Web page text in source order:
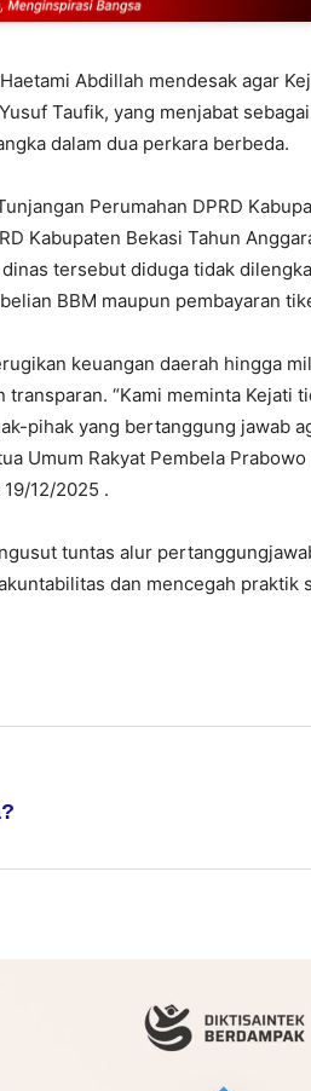
Abdillah mendesak agar
Taufik, yang menjabat
dalam dua perkara berbeda.
Perumahan DPRD
Kabupaten Bekasi Tahun
tersebut diduga tidak
BBM maupun pembayaran
keuangan daerah hingga
“Kami meminta Kejati
pihak yang bertanggung jawab
Umum Rakyat Pembela Prabowo
12/2025 .
tuntas alur
dan mencegah praktik